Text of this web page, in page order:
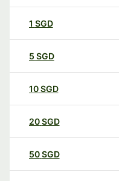
1 SGD
5 SGD
10SGD
20SGD
50SGD